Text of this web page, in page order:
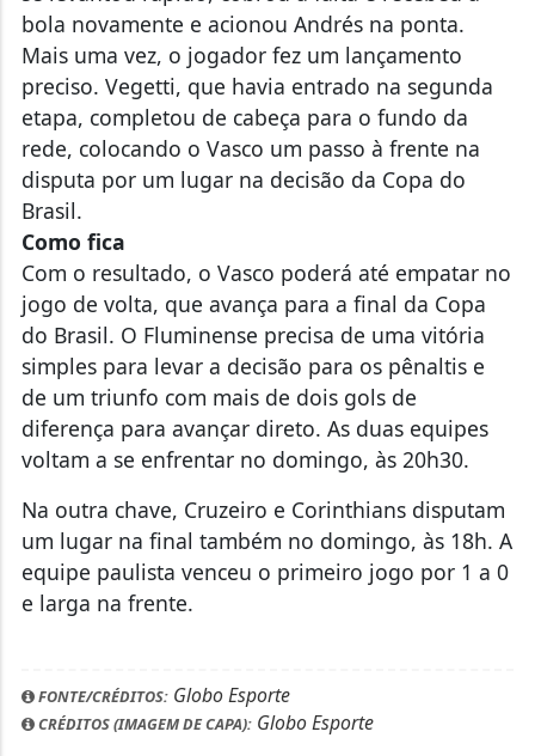
bola novamente e acionou Andrés na ponta.
Mais uma vez, o jogador fez um lançamento
preciso. Vegetti, que havia entrado na segunda
etapa, completou de cabeça para o fundo da
rede, colocando o Vasco um passo à frente na
disputa por um lugar na decisão da Copa do
Brasil.
Como fica
Com o resultado, o Vasco poderá até empatar no
jogo de volta, que avança para a final da Copa
do Brasil. O Fluminense precisa de uma vitória
simples para levar a decisão para os pênaltis e
de um triunfo com mais de dois gols de
diferença para avançar direto. As duas equipes
voltam a se enfrentar no domingo, às 20h30.
Na outra chave, Cruzeiro e Corinthians disputam
um lugar na final também no domingo, às 18h. A
equipe paulista venceu o primeiro jogo por 1 a 0
e larga na frente.
FONTE/CRÉDITOS:Globo Esporte
CRÉDITOS (IMAGEM DE CAPA):Globo Esporte